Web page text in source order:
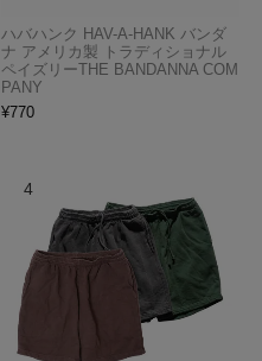
ハバハンク HAV-A-HANK バンダ
ナ アメリカ製 トラディショナル
ペイズリーTHE BANDANNA COM
PANY
¥770